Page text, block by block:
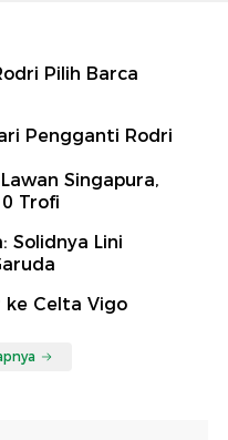
Pilih Barca
Pengganti Rodri
Singapura,
Trofi
Solidnya Lini
ke Celta Vigo